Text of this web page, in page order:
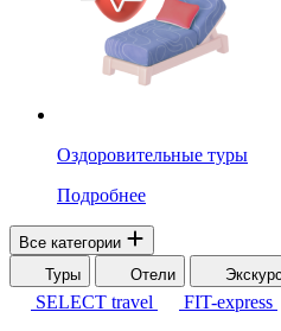
Оздоровительные туры
Подробнее
Все категории
Туры
Отели
SELECT travel
FIT-express